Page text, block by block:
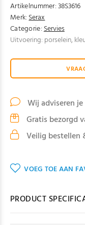
Artikelnummer:38S3616
Merk:Serax
Categorie:Servies
Uitvoering: porselein,
Wij adviseren je
Gratis bezorgd
Veilig bestellen
VOEG TOE AAN
PRODUCT